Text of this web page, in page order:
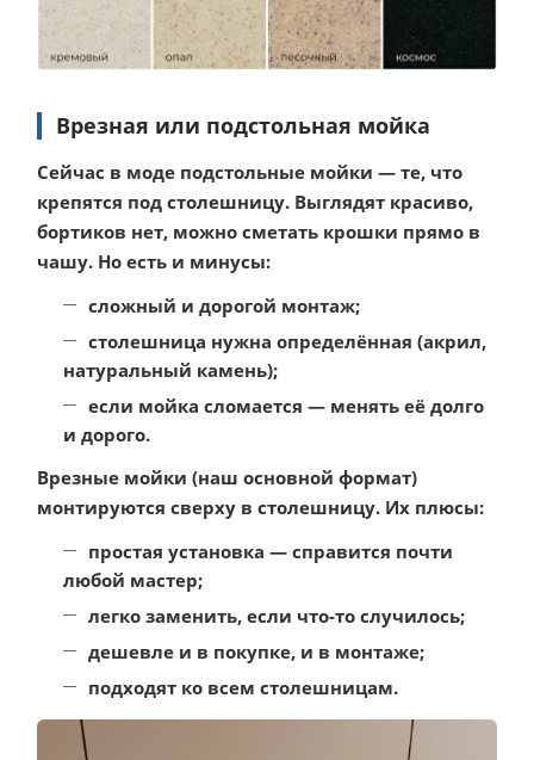
Врезная или подстольная мойка
Сейчас в моде подстольные мойки — те, что
крепятся под столешницу. Выглядят красиво,
бортиков нет, можно сметать крошки прямо в
чашу. Но есть и минусы:
сложный и дорогой монтаж;
столешница нужна определённая (акрил,
натуральный камень);
если мойка сломается — менять её долго
и дорого.
Врезные мойки (наш основной формат)
монтируются сверху в столешницу. Их плюсы:
простая установка — справится почти
любой мастер;
легко заменить, если что-то случилось;
дешевле и в покупке, и в монтаже;
подходят ко всем столешницам.